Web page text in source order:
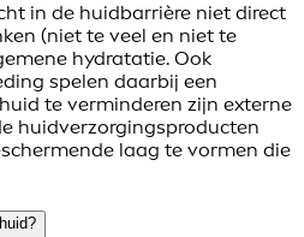
in de huidbarrière niet direct
(niet te veel en niet te
hydratatie. Ook
spelen daarbij een
te verminderen zijn externe
huidverzorgingsproducten
laag te vormen die